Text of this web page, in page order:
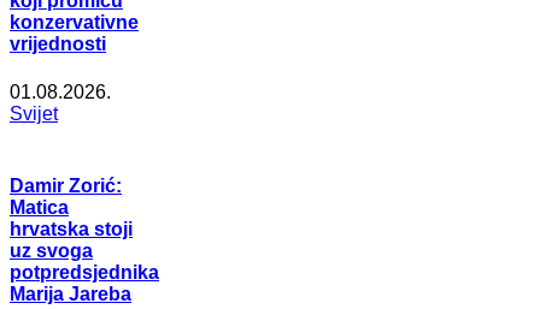
konzervativne
vrijednosti
01.08.2026.
Svijet
Damir Zorić:
Matica
hrvatska stoji
uz svoga
potpredsjednika
Marija Jareba